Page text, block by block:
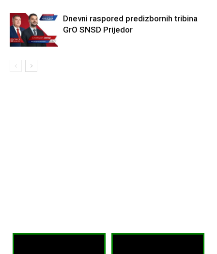
Dnevni raspored predizbornih tribina
GrO SNSD Prijedor